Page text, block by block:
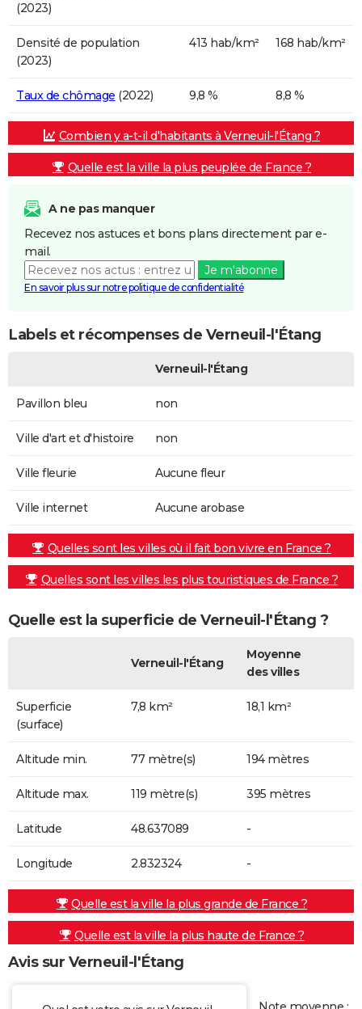
(2023)
Densité de population
(2023)
413 hab/km² 168 hab/km²
Taux de chômage (2022) 9,8 % 8,8 %
Combien y a-t-il d'habitants à Verneuil-l'Étang ?
Quelle est la ville la plus peuplée de France ?
A ne pas manquer
Recevez nos astuces et bons plans directement par e-
mail.
Je m'abonne
En savoir plus sur notre politique de confidentialité
Labels et récompenses de Verneuil-l'Étang
Verneuil-l'Étang
Pavillon bleu non
Ville d'art et d'histoire non
Ville fleurie Aucune fleur
Ville internet Aucune arobase
Quelles sont les villes où il fait bon vivre en France ?
Quelles sont les villes les plus touristiques de France ?
Quelle est la superficie de Verneuil-l'Étang ?
Verneuil-l'Étang
Moyenne
des villes
Superficie
(surface)
7,8 km² 18,1 km²
Altitude min. 77 mètre(s) 194 mètres
Altitude max. 119 mètre(s) 395 mètres
Latitude 48.637089 -
Longitude 2.832324 -
Quelle est la ville la plus grande de France ?
Quelle est la ville la plus haute de France ?
Avis sur Verneuil-l'Étang